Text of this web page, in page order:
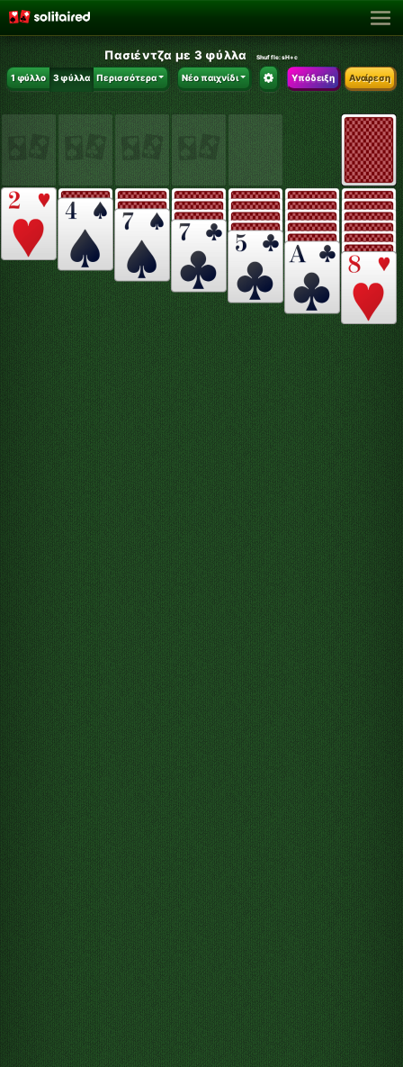
Πασιέντζα με 3 φύλλα Shuffle:sH+c
1 φύλλο 3 φύλλα Περισσότερα Νέο παιχνίδι Υπόδειξη Αναίρεση